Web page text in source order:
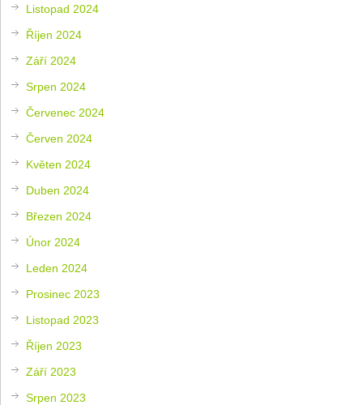
Listopad 2024
Říjen 2024
Září 2024
Srpen 2024
Červenec 2024
Červen 2024
Květen 2024
Duben 2024
Březen 2024
Únor 2024
Leden 2024
Prosinec 2023
Listopad 2023
Říjen 2023
Září 2023
Srpen 2023